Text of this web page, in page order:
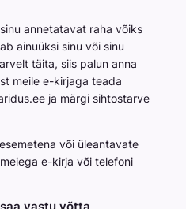
annetatavat raha võiks
ainuüksi sinu või sinu
täita, siis palun anna
meile e-kirjaga teada
ja märgi sihtostarve
või üleantavate
e-kirja või telefoni